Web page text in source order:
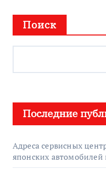
Поиск
Последние
Адреса сервисных
японских автомобилей